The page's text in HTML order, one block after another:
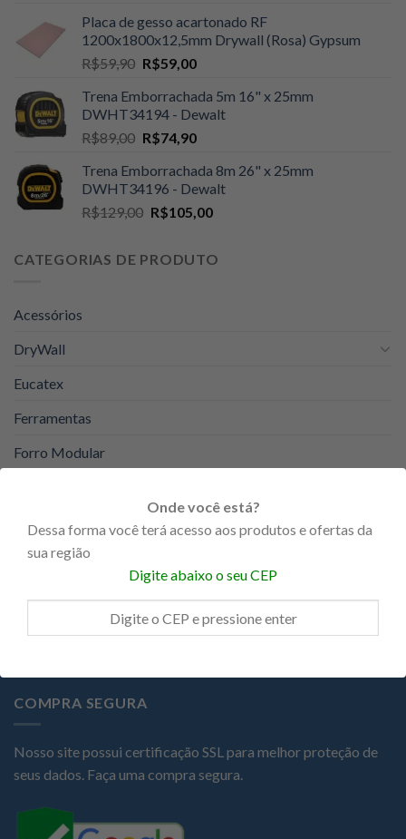
original
era:
R$109,00.
atual
é:
Placa de gesso acartonado RF
1200x1800x12,5mm Drywall (Rosa) Gypsum
R$59,90 O
original
era:
R$59,90.
R$59,00O
atual
é:
R$59,00.
Trena Emborrachada 5m 16" x 25mm
DWHT34194 - Dewalt
R$89,00 O
original
era:
R$89,00.
R$74,90O
atual
é:
R$74,90.
Trena Emborrachada 8m 26" x 25mm
DWHT34196 - Dewalt
R$129,00 O
era:
R$105,00O
é:
CATEGORIAS DE PRODUTO
Acessórios
DryWall
Eucatex
Ferramentas
Forro Modular
KNAUF
Portas
COMPRA SEGURA
Nosso site possui certificação SSL para melhor proteção de
seus dados. Faça uma compra segura.
Onde você está?
Dessa forma você terá acesso aos produtos e ofertas da
sua região
Digite abaixo o seu CEP